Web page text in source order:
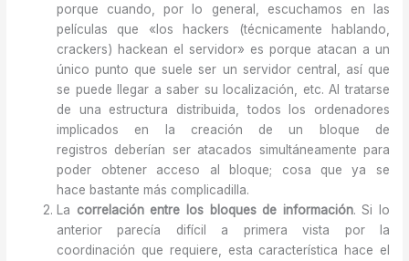
porque cuando, por lo general, escuchamos en las
películas que «los hackers (técnicamente hablando,
crackers) hackean el servidor» es porque atacan a un
único punto que suele ser un servidor central, así que
se puede llegar a saber su localización, etc. Al tratarse
de una estructura distribuida, todos los ordenadores
implicados en la creación de un bloque de
registros deberían ser atacados simultáneamente para
poder obtener acceso al bloque; cosa que ya se
hace bastante más complicadilla.
La correlación entre los bloques de información. Si lo
anterior parecía difícil a primera vista por la
coordinación que requiere, esta característica hace el